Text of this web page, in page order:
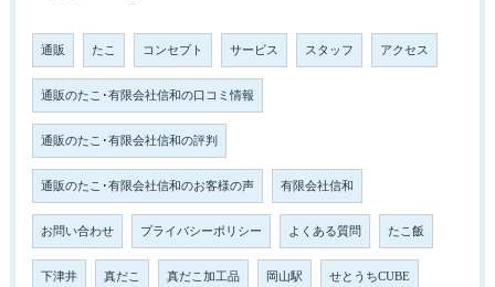
通販 たこ コンセプト サービス スタッフ アクセス
通販のたこ･有限会社信和の口コミ情報
通販のたこ･有限会社信和の評判
通販のたこ･有限会社信和のお客様の声 有限会社信和
お問い合わせ プライバシーポリシー よくある質問 たこ飯
下津井 真だこ 真だこ加工品 岡山駅 せとうちCUBE